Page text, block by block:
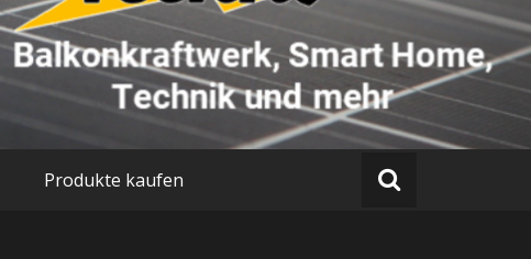
Produkte kaufen